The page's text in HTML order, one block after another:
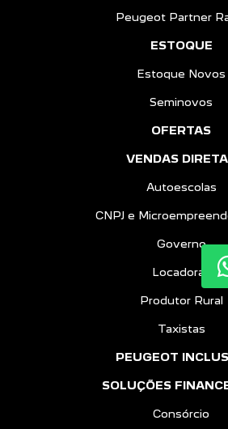
Peugeot Partner
ESTOQUE
Estoque Novos
Seminovos
OFERTAS
VENDAS
Autoescolas
CNPJ e
Governo
Locadoras
Produtor Rural
Taxistas
PEUGEOT
SOLUÇÕES
Consórcio